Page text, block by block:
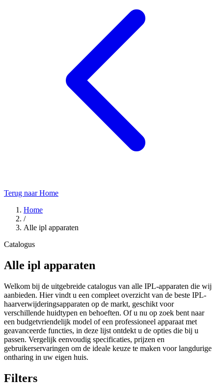
Terug naar Home
Home
/
Alle ipl apparaten
Catalogus
Alle ipl apparaten
Welkom bij de uitgebreide catalogus van alle IPL-apparaten die wij
aanbieden. Hier vindt u een compleet overzicht van de beste IPL-
haarverwijderingsapparaten op de markt, geschikt voor
verschillende huidtypen en behoeften. Of u nu op zoek bent naar
een budgetvriendelijk model of een professioneel apparaat met
geavanceerde functies, in deze lijst ontdekt u de opties die bij u
passen. Vergelijk eenvoudig specificaties, prijzen en
gebruikerservaringen om de ideale keuze te maken voor langdurige
ontharing in uw eigen huis.
Filters